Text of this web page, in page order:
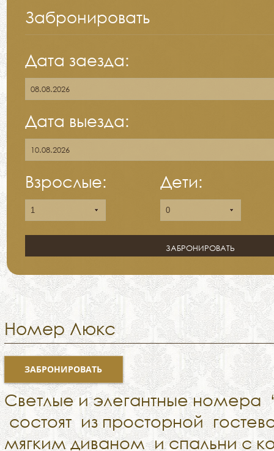
Забронировать
Дата заезда:
Дата выезда:
Взрослые: Дети:
Номер Люкс
ЗАБРОНИРОВАТЬ
Светлые и элегантные номера
состоят из просторной
мягким диваном и спальни с